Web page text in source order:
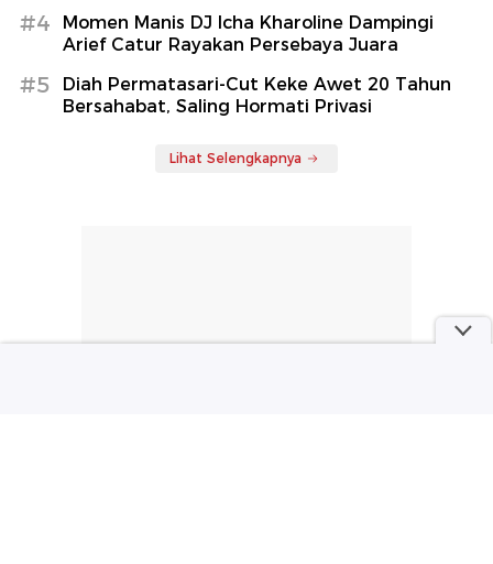
#4
Momen Manis DJ Icha Kharoline Dampingi
Arief Catur Rayakan Persebaya Juara
#5
Diah Permatasari-Cut Keke Awet 20 Tahun
Bersahabat, Saling Hormati Privasi
Lihat Selengkapnya